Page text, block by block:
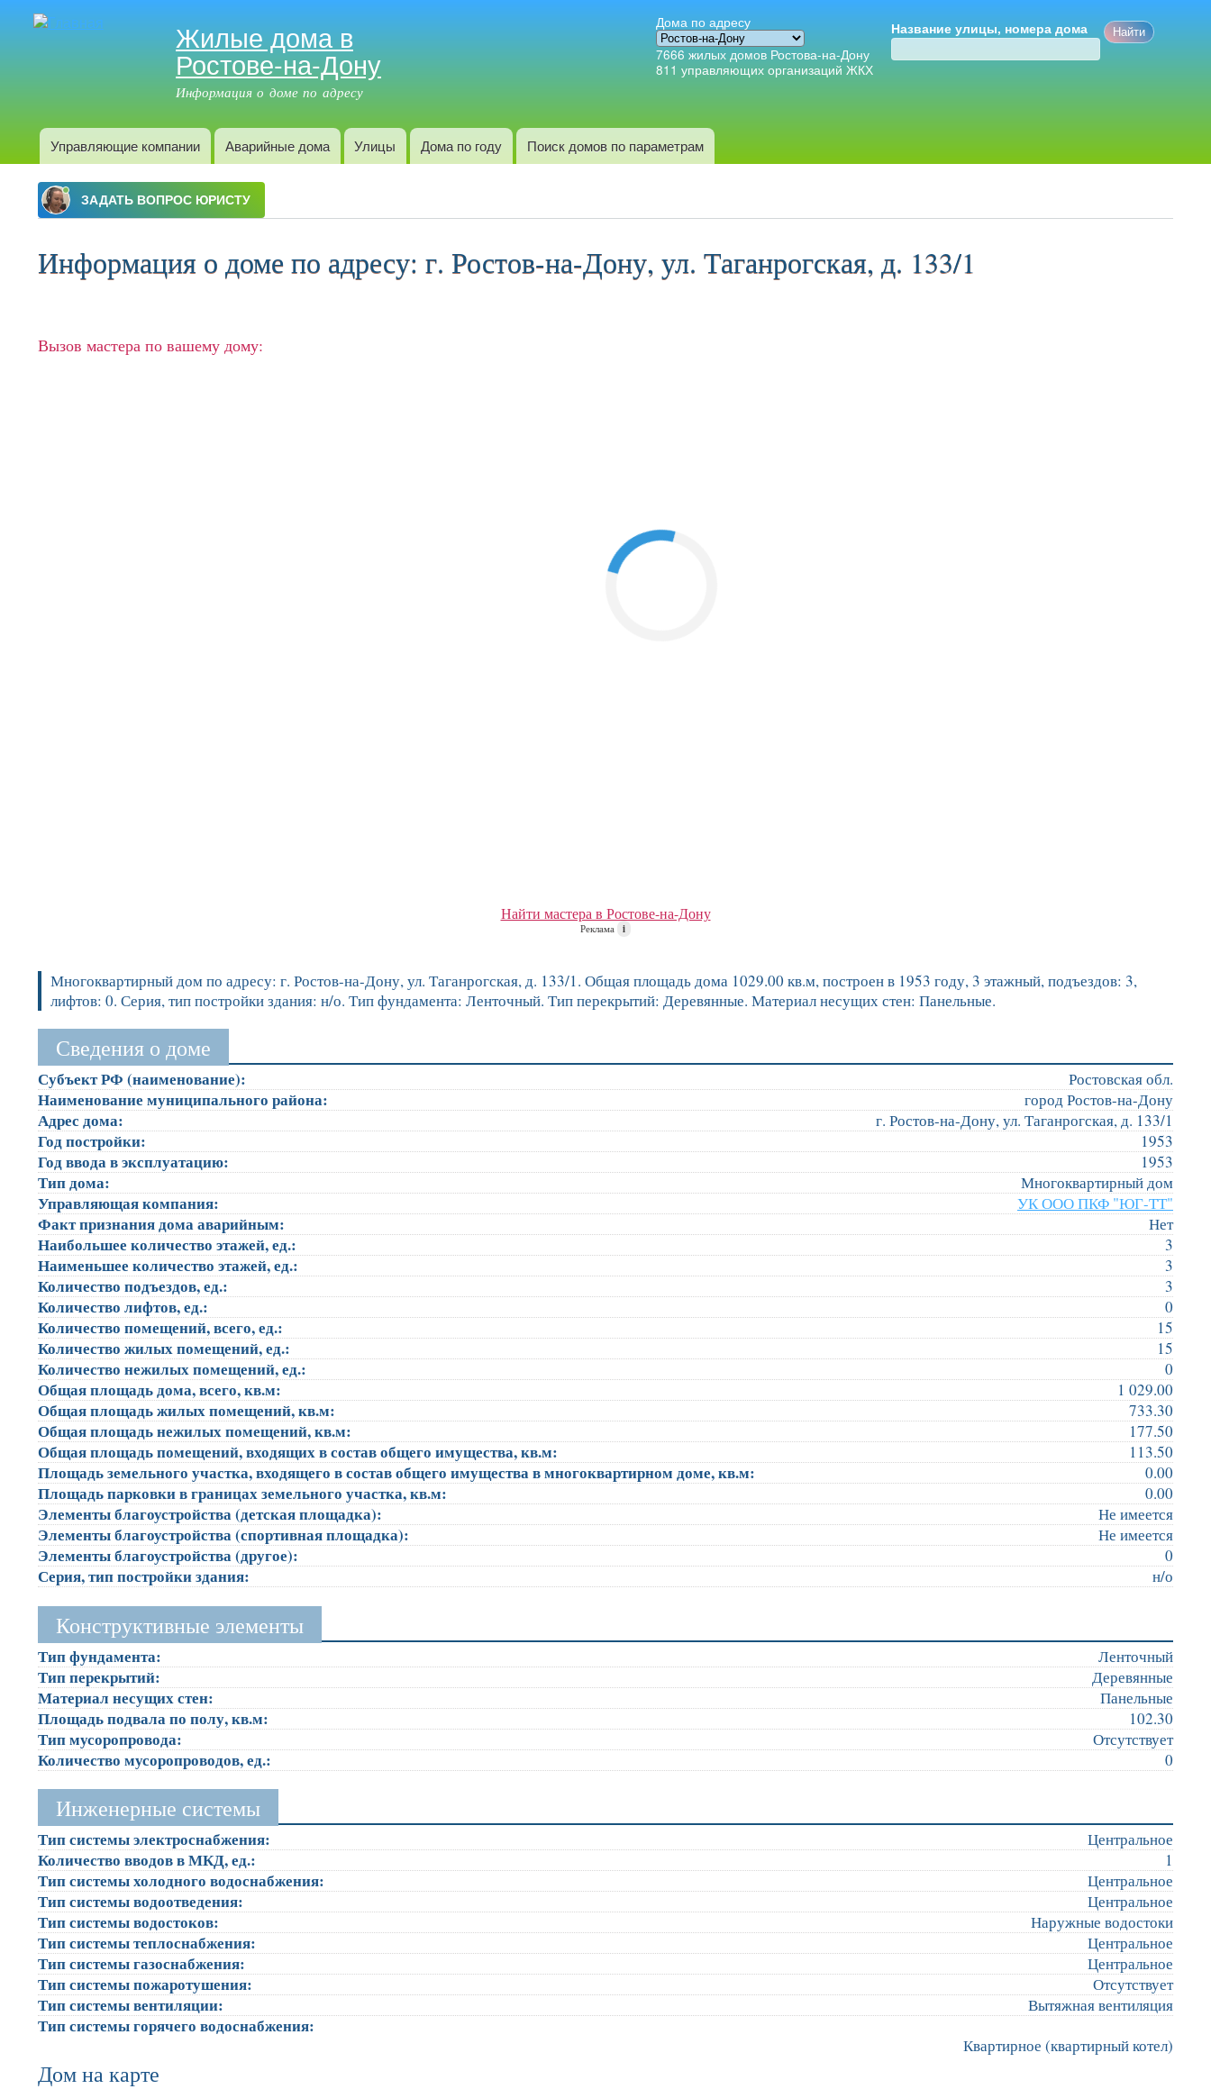
Жилые дома в
Ростове-на-Дону
Информация о доме по адресу
Дома по адресу
7666 жилых домов Ростова-на-Дону
811 управляющих организаций ЖКХ
Название улицы, номера дома
Главное меню
Управляющие компании Аварийные дома Улицы Дома по году Поиск домов по параметрам
Информация о доме по адресу: г. Ростов-на-Дону, ул. Таганрогская, д. 133/1
Вызов мастера по вашему дому:
Найти мастера в Ростове-на-Дону
Реклама i
Многоквартирный дом по адресу: г. Ростов-на-Дону, ул. Таганрогская, д. 133/1. Общая площадь дома 1029.00 кв.м, построен в 1953 году, 3 этажный, подъездов: 3,
лифтов: 0. Серия, тип постройки здания: н/о. Тип фундамента: Ленточный. Тип перекрытий: Деревянные. Материал несущих стен: Панельные.
Сведения о доме
Субъект РФ (наименование): Ростовская обл.
Наименование муниципального района: город Ростов-на-Дону
Адрес дома: г. Ростов-на-Дону, ул. Таганрогская, д. 133/1
Год постройки: 1953
Год ввода в эксплуатацию: 1953
Тип дома: Многоквартирный дом
Управляющая компания: УК ООО ПКФ "ЮГ-ТТ"
Факт признания дома аварийным: Нет
Наибольшее количество этажей, ед.: 3
Наименьшее количество этажей, ед.: 3
Количество подъездов, ед.: 3
Количество лифтов, ед.: 0
Количество помещений, всего, ед.: 15
Количество жилых помещений, ед.: 15
Количество нежилых помещений, ед.: 0
Общая площадь дома, всего, кв.м: 1 029.00
Общая площадь жилых помещений, кв.м: 733.30
Общая площадь нежилых помещений, кв.м: 177.50
Общая площадь помещений, входящих в состав общего имущества, кв.м: 113.50
Площадь земельного участка, входящего в состав общего имущества в многоквартирном доме, кв.м: 0.00
Площадь парковки в границах земельного участка, кв.м: 0.00
Элементы благоустройства (детская площадка): Не имеется
Элементы благоустройства (спортивная площадка): Не имеется
Элементы благоустройства (другое): 0
Серия, тип постройки здания: н/о
Конструктивные элементы
Тип фундамента: Ленточный
Тип перекрытий: Деревянные
Материал несущих стен: Панельные
Площадь подвала по полу, кв.м: 102.30
Тип мусоропровода: Отсутствует
Количество мусоропроводов, ед.: 0
Инженерные системы
Тип системы электроснабжения: Центральное
Количество вводов в МКД, ед.: 1
Тип системы холодного водоснабжения: Центральное
Тип системы водоотведения: Центральное
Тип системы водостоков: Наружные водостоки
Тип системы теплоснабжения: Центральное
Тип системы газоснабжения: Центральное
Тип системы пожаротушения: Отсутствует
Тип системы вентиляции: Вытяжная вентиляция
Тип системы горячего водоснабжения:
Квартирное (квартирный котел)
Дом на карте